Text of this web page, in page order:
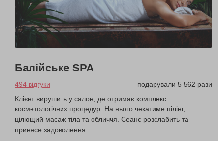
Балійське SPA
494 відгуки
подарували 5 562 рази
Клієнт вирушить у салон, де отримає комплекс
косметологічних процедур. На нього чекатиме пілінг,
цілющий масаж тіла та обличчя. Сеанс розслабить та
принесе задоволення.